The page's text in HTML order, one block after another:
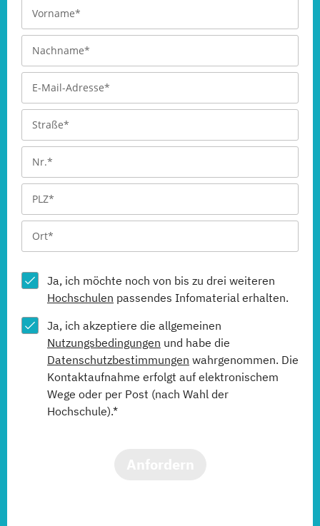
Ja, ich möchte noch von bis zu drei weiteren
Hochschulen passendes Infomaterial erhalten.
Ja, ich akzeptiere die allgemeinen
Nutzungsbedingungen und habe die
Datenschutzbestimmungen wahrgenommen. Die
Kontaktaufnahme erfolgt auf elektronischem
Wege oder per Post (nach Wahl der
Hochschule).*